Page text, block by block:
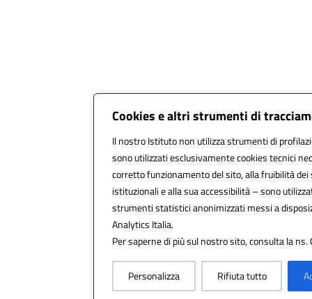
Cookies e altri strumenti di
Il nostro Istituto non utilizza strumenti di
sono utilizzati esclusivamente cookies tecnici
corretto funzionamento del sito, alla fruibilità dei
istituzionali e alla sua accessibilità – sono
strumenti statistici anonimizzati messi a
Analytics Italia.
Per saperne di più sul nostro sito, consulta la ns.
Personalizza Rifiuta tutto